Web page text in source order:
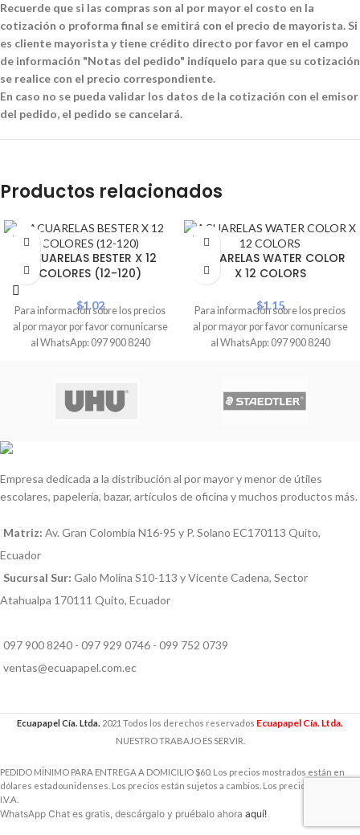
Recuerde que si las compras son al por mayor el costo en la
cotización o proforma final se emitirá con el precio de mayorista. Si
es cliente mayorista y tiene crédito directo por favor en el campo
de información "Notas del pedido" indíquelo para que su cotización
se realice con el precio correspondiente.
En caso no se pueda validar los datos de la cotización con el emisor
del pedido, el pedido se cancelará.
Productos relacionados
SOLD
OUT
ACUARELAS BESTER X 12
COLORES (12-120)
$1.02
Para información sobre los precios
al por mayor por favor comunicarse
al WhatsApp: 097 900 8240
SOLD
OUT
ACUARELAS WATER COLOR
X 12 COLORS
$1.15
Para información sobre los precios
al por mayor por favor comunicarse
al WhatsApp: 097 900 8240
Empresa dedicada a la distribución al por mayor y menor de útiles
escolares, papelería, bazar, artículos de oficina y muchos productos más.
Matriz: Av. Gran Colombia N16-95 y P. Solano EC170113 Quito,
Ecuador
Sucursal Sur: Galo Molina S10-113 y Vicente Cadena, Sector
Atahualpa 170111 Quito, Ecuador
097 900 8240 - 097 929 0746 - 099 752 0739
ventas@ecuapapel.com.ec
Ecuapapel Cía. Ltda. 2021 Todos los derechos reservados Ecuapapel Cía. Ltda.
NUESTRO TRABAJO ES SERVIR.
PEDIDO MÍNIMO PARA ENTREGA A DOMICILIO $60. Los precios mostrados están en
dólares estadounidenses. Los precios están sujetos a cambios. Los precios incluyen
I.V.A.
WhatsApp Chat es gratis, descárgalo y pruébalo ahora aquí!